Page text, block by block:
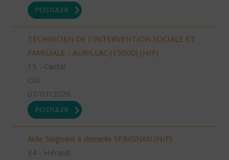
POSTULER
TECHNICIEN DE L'INTERVENTION SOCIALE ET
FAMILIALE - AURILLAC (15000) (H/F)
15 - Cantal
CDI
07/07/2026
POSTULER
Aide Soignant à domicile SERIGNAN (H/F)
34 - Hérault